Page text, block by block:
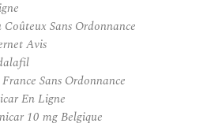
Sans Ordonnance
Avis
Sans Ordonnance
En Ligne
10 mg Belgique